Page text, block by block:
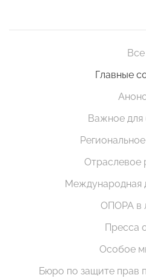
Все
Главные
Важное для
Отраслевое
Международная
ОПОРА в
Пресса
Особое
Бюро по защите прав